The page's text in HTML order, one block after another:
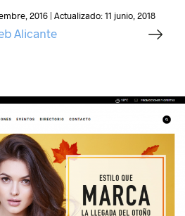
2016 |Actualizado:11 junio, 2018
Alicante